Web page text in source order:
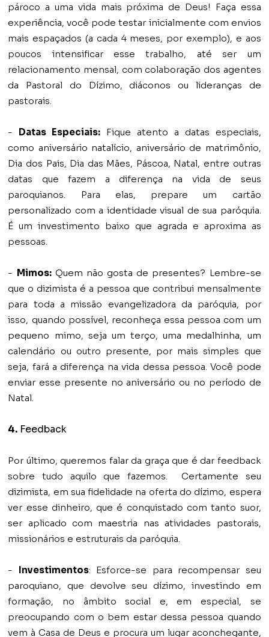
pároco a uma vida mais próxima de Deus! Faça essa
experiência, você pode testar inicialmente com envios
mais espaçados (a cada 4 meses, por exemplo), e aos
poucos intensificar esse trabalho, até ser um
relacionamento mensal, com colaboração dos agentes
da Pastoral do Dízimo, diáconos ou lideranças de
pastorais.
- Datas Especiais: Fique atento a datas especiais,
como aniversário natalício, aniversário de matrimônio,
Dia dos Pais, Dia das Mães, Páscoa, Natal, entre outras
datas que fazem a diferença na vida de seus
paroquianos. Para elas, prepare um cartão
personalizado com a identidade visual de sua paróquia.
É um investimento baixo que agrada e aproxima as
pessoas.
- Mimos:Quem não gosta de presentes? Lembre-se
que o dizimista é a pessoa que contribui mensalmente
para toda a missão evangelizadora da paróquia, por
isso, quando possível, reconheça essa pessoa com um
pequeno mimo, seja um terço, uma medalhinha, um
calendário ou outro presente, por mais simples que
seja, fará a diferença na vida dessa pessoa. Você pode
enviar esse presente no aniversário ou no período de
Natal.
4. Feedback
Por último, queremos falar da graça que é dar feedback
sobre tudo aquilo que fazemos. Certamente seu
dizimista, em sua fidelidade na oferta do dízimo, espera
ver esse dinheiro, que é conquistado com tanto suor,
ser aplicado com maestria nas atividades pastorais,
missionários e estruturais da paróquia.
- Investimentos: Esforce-se para recompensar seu
paroquiano, que devolve seu dízimo, investindo em
formação, no âmbito social e, em especial, se
preocupando com o bem estar dessa pessoa quando
vem à Casa de Deus e procura um lugar aconchegante,